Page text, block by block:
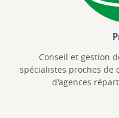
Conseil et gestion
spécialistes proches de
d'agences